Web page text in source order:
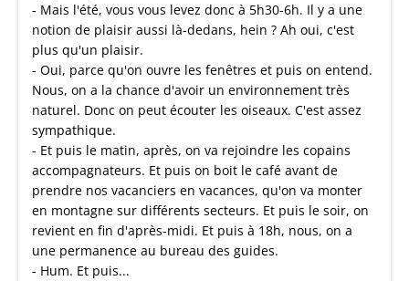
- Mais l'été, vous vous levez donc à 5h30-6h. Il y a une
notion de plaisir aussi là-dedans, hein ? Ah oui, c'est
plus qu'un plaisir.
- Oui, parce qu'on ouvre les fenêtres et puis on entend.
Nous, on a la chance d'avoir un environnement très
naturel. Donc on peut écouter les oiseaux. C'est assez
sympathique.
- Et puis le matin, après, on va rejoindre les copains
accompagnateurs. Et puis on boit le café avant de
prendre nos vacanciers en vacances, qu'on va monter
en montagne sur différents secteurs. Et puis le soir, on
revient en fin d'après-midi. Et puis à 18h, nous, on a
une permanence au bureau des guides.
- Hum. Et puis...